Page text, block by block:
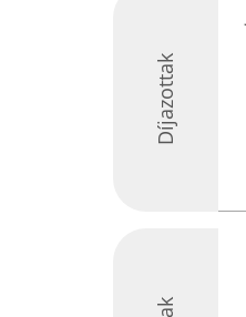
Díjazottak